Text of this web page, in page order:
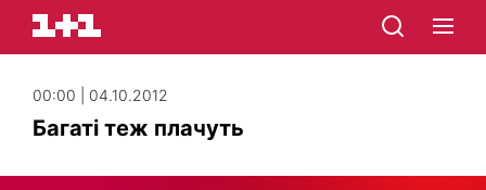
00:00 | 04.10.2012
Багаті теж плачуть